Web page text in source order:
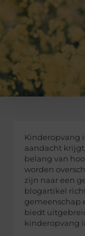
Kinderopvang
aandacht
belang van
worden
zijn naar een
blogartikel
gemeenschap
biedt
kinderopvang